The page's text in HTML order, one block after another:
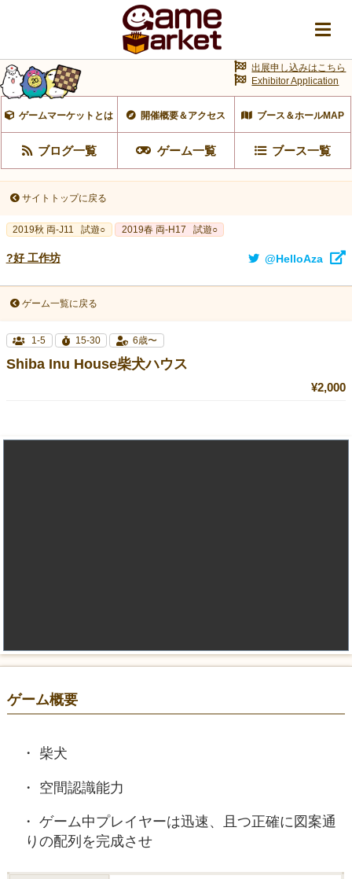
ゲームマーケットとは 開催概要＆アクセス ブース＆ホールMAP
ブログ一覧 ゲーム一覧 ブース一覧
出展申し込みはこちら
Exhibitor Application
サイトトップに戻る
2019秋 両-J11 試遊○ 2019春 両-H17 試遊○
?好 工作坊 @HelloAza
ゲーム一覧に戻る
1-5 15-30 6歳〜
Shiba Inu House柴犬ハウス
¥2,000
ゲーム概要
柴犬
空間認識能力
ゲーム中プレイヤーは迅速、且つ正確に図案通
りの配列を完成させ